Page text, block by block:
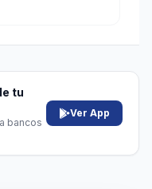
tu
bancos
Ver App